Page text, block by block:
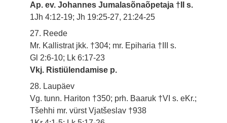
Ap. ev. Johannes Jumalasõnaõpetaja †II s.
1Jh 4:12-19; Jh 19:25-27, 21:24-25
27. Reede
Mr. Kallistrat jkk. †304; mr. Epiharia †III s.
Gl 2:6-10; Lk 6:17-23
Vkj. Ristiülendamise p.
28. Laupäev
Vg. tunn. Hariton †350; prh. Baaruk †VI s. eKr.;
Tšehhi mr. vürst Vjatšeslav †938